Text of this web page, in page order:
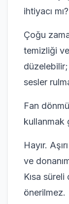
ihtiyacı mı?
Çoğu
temizliği
düzelebilir;
sesler
Fan
kullanmak
Hayır.
ve
Kısa
önerilmez.